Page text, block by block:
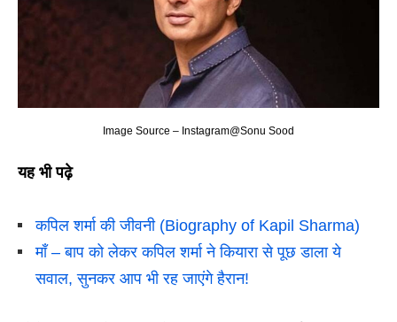
Image Source – Instagram@Sonu Sood
यह भी पढ़े
कपिल शर्मा की जीवनी (Biography of Kapil Sharma)
माँ – बाप को लेकर कपिल शर्मा ने कियारा से पूछ डाला ये
सवाल, सुनकर आप भी रह जाएंगे हैरान!